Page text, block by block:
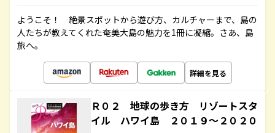
ようこそ！ 絶景スポットから遊び方、カルチャーまで、島の
人たちが教えてくれた奄美大島の魅力を1冊に凝縮。さあ、島
旅へ。
詳細を見る
Ｒ０２ 地球の歩き方 リゾートスタ
イル ハワイ島 ２０１９～２０２０